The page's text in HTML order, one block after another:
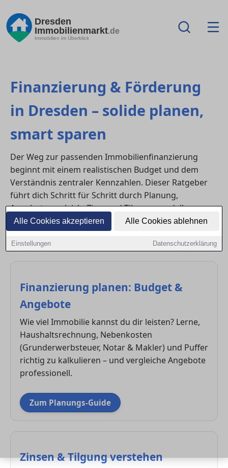
Alle Cookies akzeptieren Alle Cookies ablehnen
Einstellungen Datenschutzerklärung
Dresden
Immobilienmarkt.de
Immobilien im Überblick
Finanzierung & Förderung
in Dresden – solide planen,
smart sparen
Der Weg zur passenden Immobilienfinanzierung
beginnt mit einem realistischen Budget und dem
Verständnis zentraler Kennzahlen. Dieser Ratgeber
führt dich Schritt für Schritt durch Planung,
Angebotsvergleich, Zins- und Tilgungsmodelle,
Eigenkapitalquote sowie Fördermöglichkeiten in
Dresden. So triffst du fundierte Entscheidungen und
sicherst dir bessere Konditionen.
Finanzierung planen: Budget &
Angebote
Wie viel Immobilie kannst du dir leisten? Lerne,
Haushaltsrechnung, Nebenkosten
(Grunderwerbsteuer, Notar & Makler) und Puffer
richtig zu kalkulieren – und vergleiche Angebote
professionell.
Zum Planungs-Guide
Zinsen & Tilgung verstehen